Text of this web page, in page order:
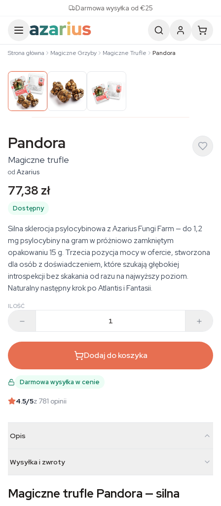
Darmowa wysyłka od €25
Strona główna Magiczne Grzyby Magiczne Trufle Pandora
Pandora
Magiczne trufle
od Azarius
77,38 zł
Dostępny
Silna sklerocja psylocybinowa z Azarius Fungi Farm — do 1,2
mg psylocybiny na gram w próżniowo zamkniętym
opakowaniu 15 g. Trzecia pozycja mocy w ofercie, stworzona
dla osób z doświadczeniem, które szukają głębokiej
introspekcji bez skakania od razu na najwyższy poziom.
Naturalny następny krok po Atlantis i Fantasii.
ILOŚĆ
Dodaj do koszyka
Darmowa wysyłka w cenie
4.5/5z 781 opinii
Opis
Wysyłka i zwroty
Magiczne trufle Pandora — silna